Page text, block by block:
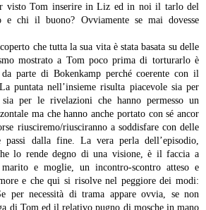
visto Tom inserire in Liz ed in noi il tarlo del
chi il buono? Ovviamente se mai dovesse
che tutta la sua vita è stata basata su delle
mostrato a Tom poco prima di torturarlo è
da parte di Bokenkamp perché coerente con il
puntata nell’insieme risulta piacevole sia per
per le rivelazioni che hanno permesso un
ma che hanno anche portato con sé ancor
riusciremo/riusciranno a soddisfare con delle
passi dalla fine. La vera perla dell’episodio,
lo rende degno di una visione, è il faccia a
e moglie, un incontro-scontro atteso e
e che qui si risolve nel peggiore dei modi:
per necessità di trama appare ovvia, se non
di Tom ed il relativo pugno di mosche in mano